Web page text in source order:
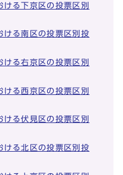
る下京区の投票区別
ける南区の投票区別投
る右京区の投票区別
る西京区の投票区別
ける伏見区の投票区別
ける北区の投票区別投